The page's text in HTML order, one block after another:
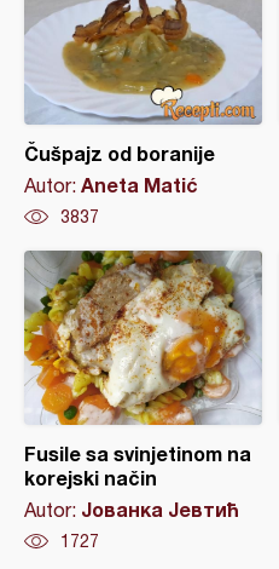
Čušpajz od boranije
Autor: Aneta Matić
3837
Fusile sa svinjetinom na
korejski način
Autor: Јованка Јевтић
1727